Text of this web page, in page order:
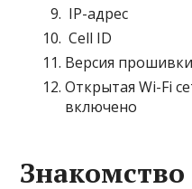
IP-адрес
Cell ID
Версия прошивки
Открытая Wi-Fi
включено